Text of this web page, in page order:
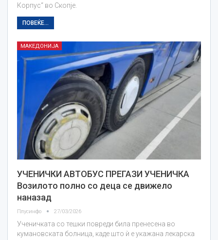
Корпус“ во Скопје.
ПОВЕЌЕ...
МАКЕДОНИЈА
УЧЕНИЧКИ АВТОБУС ПРЕГАЗИ УЧЕНИЧКА
Возилото полно со деца се движело
наназад
Плусинфо 27/03/2026
Ученичката со тешки повреди била пренесена во
кумановската болница, каде што ѝ е укажана лекарска